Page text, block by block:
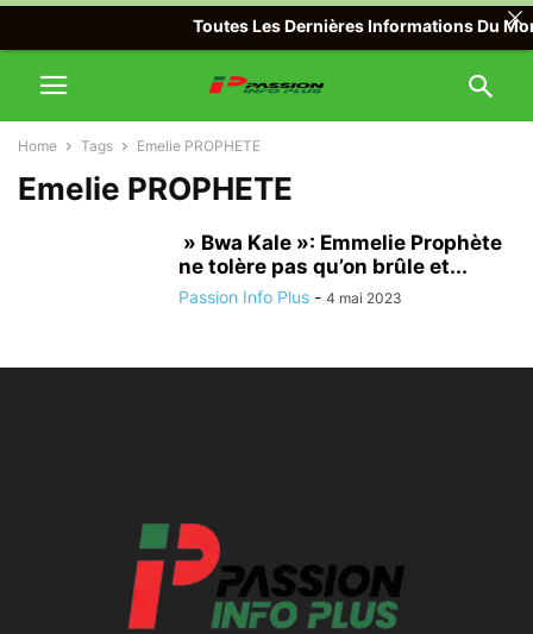
Home Tags Emelie PROPHETE
Emelie PROPHETE
» Bwa Kale »: Emmelie Prophète
ne tolère pas qu’on brûle et...
Passion Info Plus - 4 mai 2023
Toutes Les Dernières Informations Du